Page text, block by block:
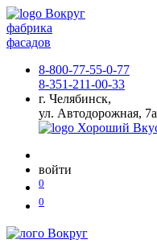
фабрика
фасадов
8-800-77-55-0-77
8-351-211-00-33
г. Челябинск,
ул. Автодорожная, 7а
войти
0
0